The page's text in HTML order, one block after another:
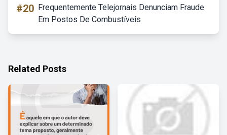
#20 Frequentemente Telejornais Denunciam Fraude
Em Postos De Combustíveis
Related Posts